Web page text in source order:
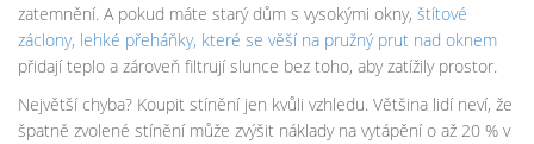
zatemnění. A pokud máte starý dům s vysokými okny, štítové
záclony, lehké přeháňky, které se věší na pružný prut nad oknem
přidají teplo a zároveň filtrují slunce bez toho, aby zatížily prostor.
Největší chyba? Koupit stínění jen kvůli vzhledu. Většina lidí neví, že
špatně zvolené stínění může zvýšit náklady na vytápění o až 20 % v